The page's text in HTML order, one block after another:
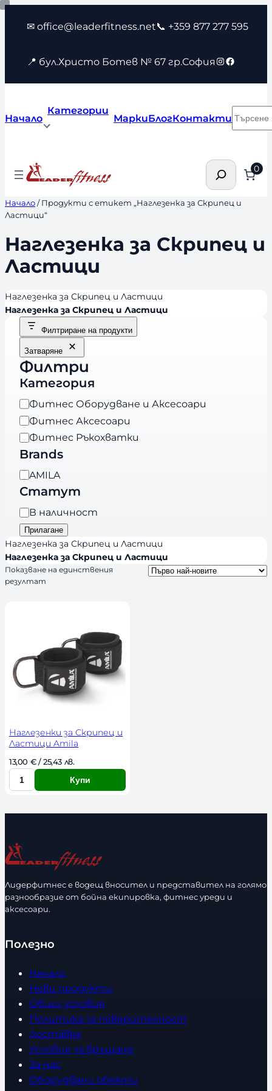
Към
съдържанието
✉ office@leaderfitness.net📞 +359 877 277 595
📍 бул.Христо Ботев № 67 гр.София Instagram
Facebook
Начало
Категории
МаркиБлогКонтакти
Търсене 0
Начало/ Продукти с етикет „Наглезенка за Скрипец и
Ластици“
Наглезенка за Скрипец и
Ластици
Наглезенка за Скрипец и Ластици
Наглезенка за Скрипец и Ластици
Филтриране на продукти
Затваряне
Филтри
Категория
К
а
т
е
о
р
и
я
Фитнес Оборудване и Аксесоари
Фитнес Аксесоари
Фитнес Ръкохватки
Brands
B
r
n
d
s
AMILA
Статут
Н
а
л
и
ч
н
В наличност
Прилагане
Наглезенка за Скрипец и Ластици
Наглезенка за Скрипец и Ластици
Показване на единствения
резултат
Наглезенки за Скрипец и
Ластици Amila
13,00 € / 25,43 лв.
К
л
ч
е
т
в
Купи
Лидерфитнес е водещ вносител и представител на голямо
разнообразие от бойна екипировка, фитнес уреди и
аксесоари.
Полезно
Начало
Нови продукти
Общи условия
Политика за поверителност
Доставка
Условия за връщане
За нас
Оборудвани обекти